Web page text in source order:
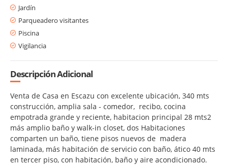
Jardín
Parqueadero visitantes
Piscina
Vigilancia
Descripción Adicional
Venta de Casa en Escazu con excelente ubicación, 340 mts
construcción, amplia sala - comedor, recibo, cocina
empotrada grande y reciente, habitacion principal 28 mts2
más amplio baño y walk-in closet, dos Habitaciones
comparten un baño, tiene pisos nuevos de madera
laminada, más habitación de servicio con baño, ático 40 mts
en tercer piso, con habitación, baño y aire acondicionado.